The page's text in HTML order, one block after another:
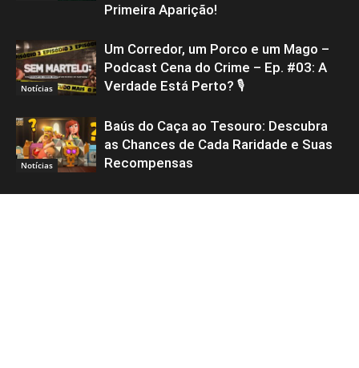
Primeira Aparição!
Notícias
Um Corredor, um Porco e um Mago –
Podcast Cena do Crime – Ep. #03: A
Verdade Está Perto? 🎙️
Notícias
Baús do Caça ao Tesouro: Descubra
as Chances de Cada Raridade e Suas
Recompensas